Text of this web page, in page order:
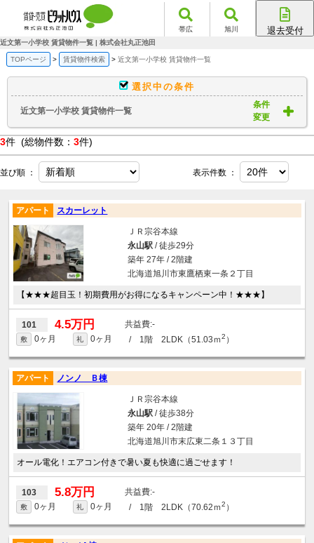
帯広 旭川 退去受付
近文第一小学校 賃貸物件一覧 | 株式会社丸正池田
TOPページ 賃貸物件検索 近文第一小学校 賃貸物件一覧
選択中の条件
近文第一小学校 賃貸物件一覧
条件
変更
3件 (総物件数： 3件)
並び順 ： 表示件数 ：
アパート スカーレット
ＪＲ宗谷本線
永山駅/ 徒歩29分
築年 27年 / 2階建
北海道旭川市東鷹栖東一条２丁目
【★★★超目玉！初期費用がお得になるキャンペーン中！★★★】
101 4.5万円 -
敷 0ヶ月 礼 0ヶ月 / 1階 2LDK（51.03ｍ2 ）
アパート ノンノ Ｂ棟
ＪＲ宗谷本線
永山駅/ 徒歩38分
築年 20年 / 2階建
北海道旭川市末広東二条１３丁目
オール電化！エアコン付きで暑い夏も快適に過ごせます！
103 5.8万円 -
敷 0ヶ月 礼 0ヶ月 / 1階 2LDK（70.62ｍ2 ）